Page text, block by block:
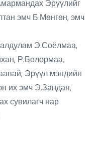
Эрүүлийг
эмч Б.Мөнгөн, эмч
Э.Соёлмаа,
Р.Болормаа,
Эрүүл мэндийн
их эмч Э.Зандан,
сувилагч нар